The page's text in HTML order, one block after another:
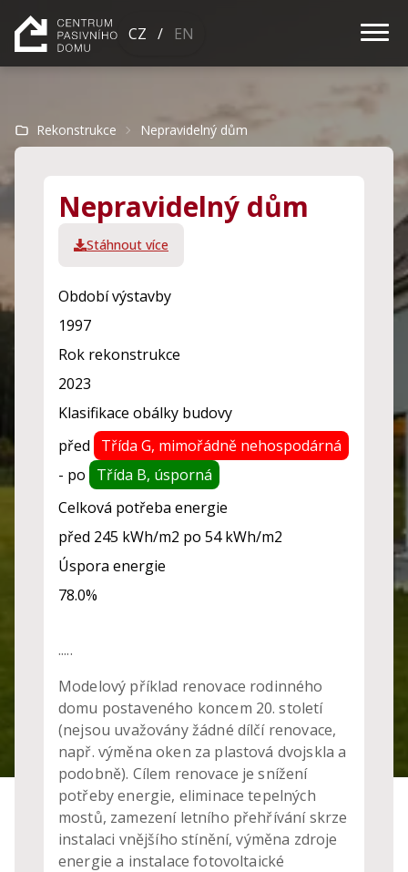
CZ / EN
a
Rekonstrukce Nepravidelný dům
Nepravidelný dům
Stáhnout více
Období výstavby
1997
Rok rekonstrukce
2023
Klasifikace obálky budovy
před
Třída G, mimořádně nehospodárná
- po
Třída B, úsporná
Celková potřeba energie
před 245 kWh/m2 po 54kWh/m2
Úspora energie
78.0%
.....
Modelový příklad renovace rodinného
domu postaveného koncem 20. století
(nejsou uvažovány žádné dílčí renovace,
např. výměna oken za plastová dvojskla a
podobně). Cílem renovace je snížení
potřeby energie, eliminace tepelných
mostů, zamezení letního přehřívání skrze
instalaci vnějšího stínění, výměna zdroje
energie a instalace fotovoltaické